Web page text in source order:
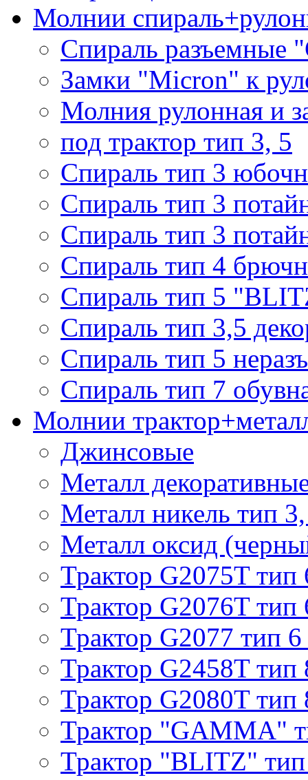
Молнии
Спираль разъемные
Замки "Micron" к
Молния рулонная и
под трактор тип 3, 5
Спираль тип 3
Спираль тип 3
Спираль тип 3
Спираль тип 4
Спираль тип 5
Спираль тип 3,5
Спираль тип 5
Спираль тип 7
Молнии
Джинсовые
Металл
Металл никель тип
Металл оксид
Трактор G2075T тип
Трактор G2076T тип
Трактор G2077 тип 6
Трактор G2458T тип
Трактор G2080T тип
Трактор "GAMMA"
Трактор "BLITZ"